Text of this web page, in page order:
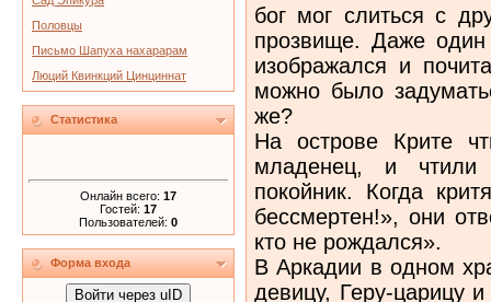
Половцы
Письмо Шапуха нахарарам
Люций Квинкций Цинциннат
Статистика
Онлайн всего: 17
Гостей: 17
Пользователей: 0
Форма входа
Войти через uID
бог мог слиться с
прозвище. Даже
изображался и
можно было
же?
На острове Крите
младенец, и чтили
покойник. Когда
бессмертен!», они
кто не рождался».
В Аркадии в одном
девицу, Геру-царицу